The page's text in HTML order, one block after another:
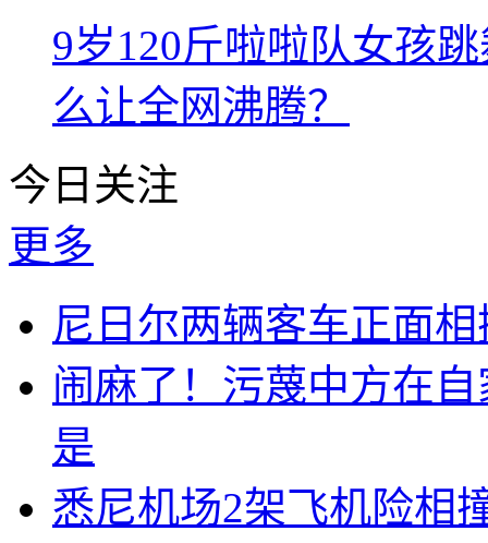
9岁120斤啦啦队女孩
么让全网沸腾？
今日关注
更多
尼日尔两辆客车正面
闹麻了！污蔑中方在
是
悉尼机场2架飞机险相